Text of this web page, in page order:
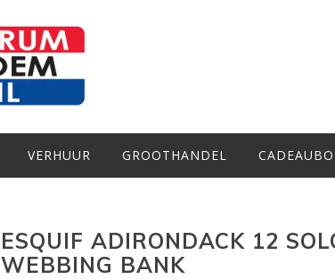
VERHUUR GROOTHANDEL
ESQUIF ADIRONDACK 12
WEBBING BANK